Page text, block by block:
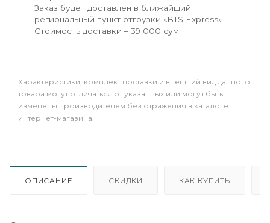
Заказ будет доставлен в ближайший
региональный пункт отгрузки «BTS Express»
Стоимость доставки – 39 000 сум.
Xарактеристики, комплект поставки и внешний вид данного
товара могут отличаться от указанных или могут быть
изменены производителем без отражения в каталоге
интернет-магазина.
ОПИСАНИЕ СКИДКИ КАК КУПИТЬ